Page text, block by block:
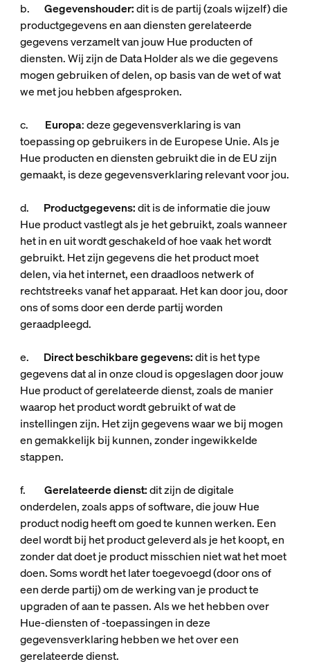
b. Gegevenshouder:dit is de partij (zoals wijzelf) die
productgegevens en aan diensten gerelateerde
gegevens verzamelt van jouw Hue producten of
diensten. Wij zijn de Data Holder als we die gegevens
mogen gebruiken of delen, op basis van de wet of wat
we met jou hebben afgesproken.
c. Europa: deze gegevensverklaring is van
toepassing op gebruikers in de Europese Unie. Als je
Hue producten en diensten gebruikt die in de EU zijn
gemaakt, is deze gegevensverklaring relevant voor jou.
d. Productgegevens:dit is de informatie die jouw
Hue product vastlegt als je het gebruikt, zoals wanneer
het in en uit wordt geschakeld of hoe vaak het wordt
gebruikt. Het zijn gegevens die het product moet
delen, via het internet, een draadloos netwerk of
rechtstreeks vanaf het apparaat. Het kan door jou, door
ons of soms door een derde partij worden
geraadpleegd.
e. Direct beschikbare gegevens:dit is het type
gegevens dat al in onze cloud is opgeslagen door jouw
Hue product of gerelateerde dienst, zoals de manier
waarop het product wordt gebruikt of wat de
instellingen zijn. Het zijn gegevens waar we bij mogen
en gemakkelijk bij kunnen, zonder ingewikkelde
stappen.
f. Gerelateerde dienst:dit zijn de digitale
onderdelen, zoals apps of software, die jouw Hue
product nodig heeft om goed te kunnen werken. Een
deel wordt bij het product geleverd als je het koopt, en
zonder dat doet je product misschien niet wat het moet
doen. Soms wordt het later toegevoegd (door ons of
een derde partij) om de werking van je product te
upgraden of aan te passen. Als we het hebben over
Hue-diensten of -toepassingen in deze
gegevensverklaring hebben we het over een
gerelateerde dienst.